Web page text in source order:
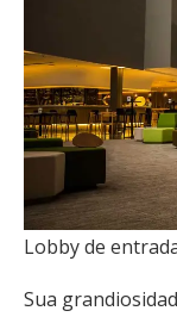
Lobby de
Sua